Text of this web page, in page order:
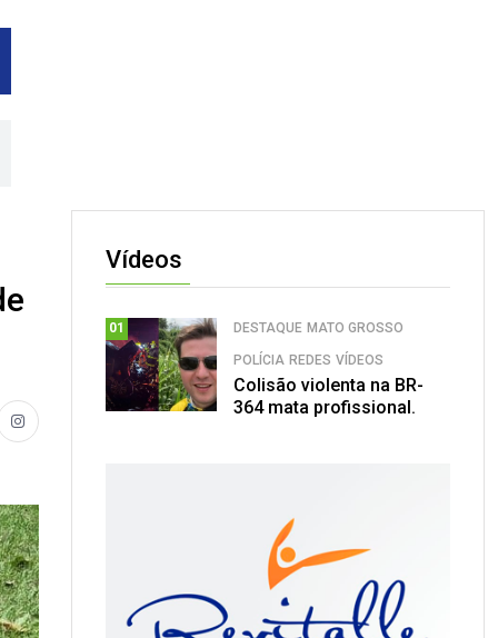
Vídeos
01 DESTAQUE MATO GROSSO
POLÍCIA REDES VÍDEOS
Colisão violenta na BR-
364 mata profissional.